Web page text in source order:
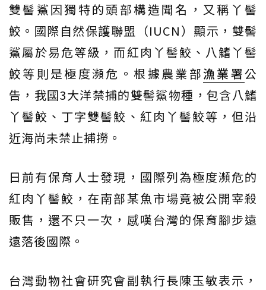
雙髻鯊因獨特的頭部構造聞名，又稱丫髻
鮫。國際自然保護聯盟（IUCN）顯示，雙髻
鯊屬於易危等級，而紅肉丫髻鮫、八鰭丫髻
鮫等則是極度瀕危。根據農業部漁業署公
告，我國3大洋禁捕的雙髻鯊物種，包含八鰭
丫髻鮫、丁字雙髻鮫、紅肉丫髻鮫等，但沿
近海尚未禁止捕撈。
日前有保育人士發現，國際列為極度瀕危的
紅肉丫髻鮫，在南部某魚市場竟被公開宰殺
販售，還不只一次，感嘆台灣的保育腳步遠
遠落後國際。
台灣動物社會研究會副執行長陳玉敏表示，